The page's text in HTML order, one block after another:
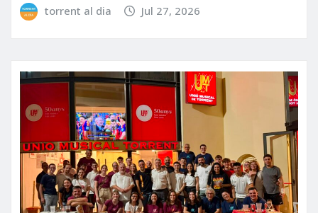
torrent al dia Jul 27, 2026